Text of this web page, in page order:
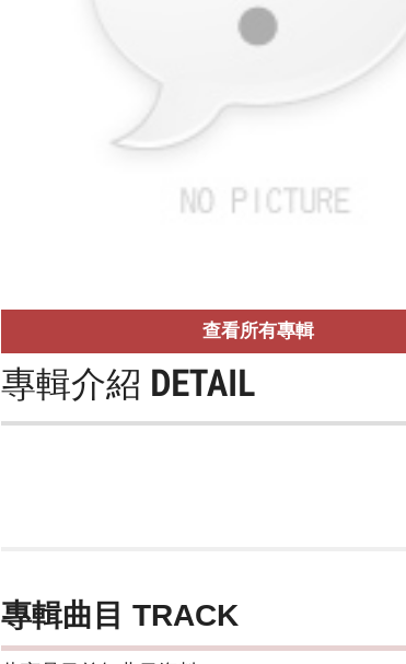
查看所有專輯
專輯介紹 DETAIL
專輯曲目 TRACK